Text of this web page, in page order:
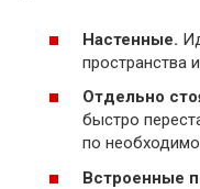
Настенные.
пространства
Отдельно
быстро
по
Встроенные